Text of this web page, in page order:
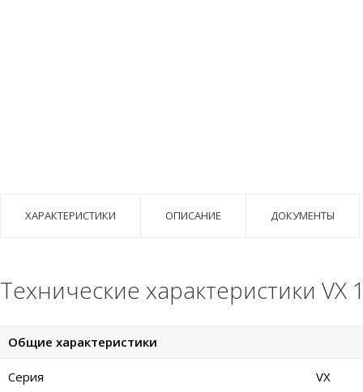
ХАРАКТЕРИСТИКИ ОПИСАНИЕ ДОКУМЕНТЫ
Технические характеристики VX
Общие характеристики
Серия VX